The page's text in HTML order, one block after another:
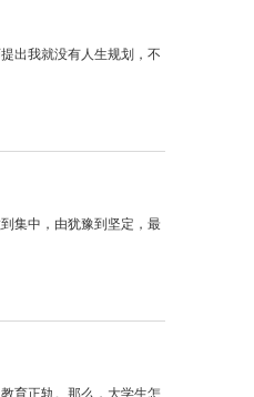
出我就没有人生规划，不
集中，由犹豫到坚定，最
育正轨。那么，大学生怎